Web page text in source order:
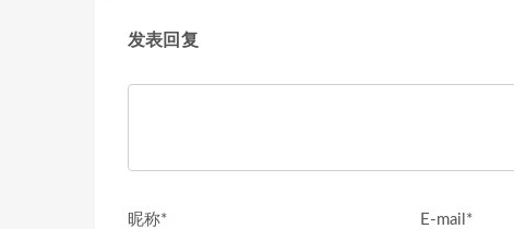
发表回复
昵称* E-mail*